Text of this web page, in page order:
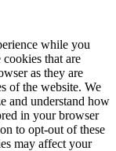
while you
that are
as they are
of the website. We
and understand how
in your browser
to opt-out of these
may affect your